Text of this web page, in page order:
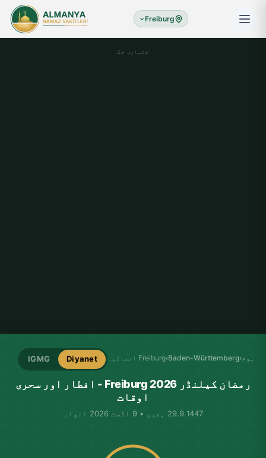
Freiburg
اشتہاری جگہ
ہوم ›
Baden-Württemberg
›Freiburg امساکیہ Diyanet
IGMG
رمضان کیلنڈر Freiburg 2026 - افطار اور سحری
اوقات
29.9.1447 ہجری • 9 اگست 2026 اتوار